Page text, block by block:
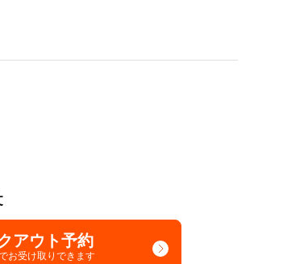
アウト予約
お受け取りできます